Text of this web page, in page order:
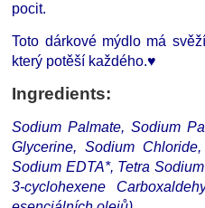
pocit.
Toto dárkové mýdlo má
který potěší každého.♥
Ingredients:
Sodium Palmate, Sodium
Glycerine, Sodium
Sodium EDTA*, Tetra
3-cyclohexene